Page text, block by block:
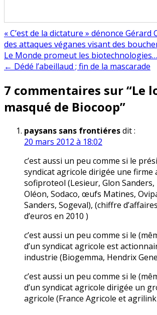
« C’est de la dictature » dénonce
des attaques véganes visant des
Navigation
de
l’article
Le Monde promeut les
← Dédé l’abeillaud ; fin de la mascarade
7 commentaires sur “Le
masqué de Biocoop”
paysans sans frontiéresdit :
20 mars 2012 à 18:02
c’est aussi un peu comme si le
syndicat agricole dirigée une
sofiproteol (Lesieur, Glon
Oléon, Sodaco, œufs Matines,
Sanders, Sogeval), (chiffre
d’euros en 2010 )
c’est aussi un peu comme si le
d’un syndicat agricole est
industrie (Biogemma, Hendrix
c’est aussi un peu comme si le
d’un syndicat agricole dirigée un
agricole (France Agricole et agrilink